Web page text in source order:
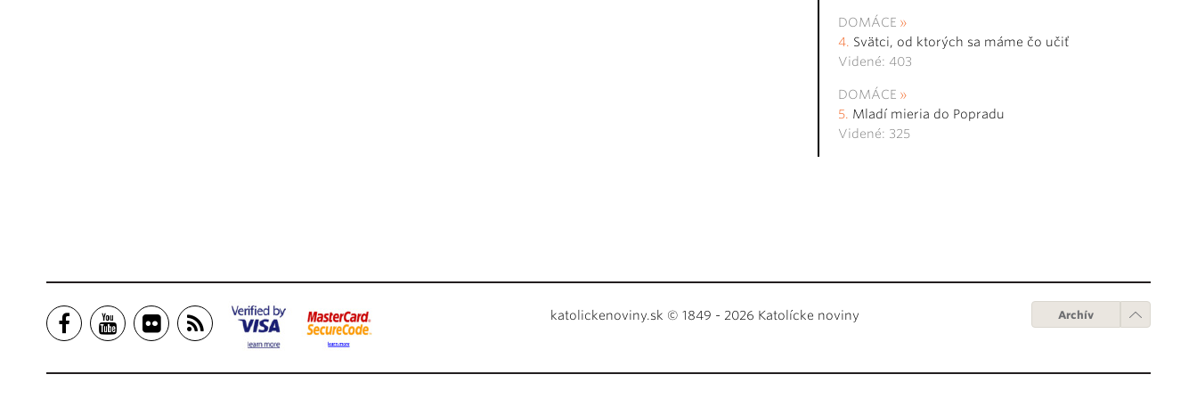
DOMÁCE
Svätci, od ktorých sa máme čo učiť
Videné: 403
DOMÁCE
Mladí mieria do Popradu
Videné: 325
katolickenoviny.sk © 1849 - 2026 Katolícke noviny Archív